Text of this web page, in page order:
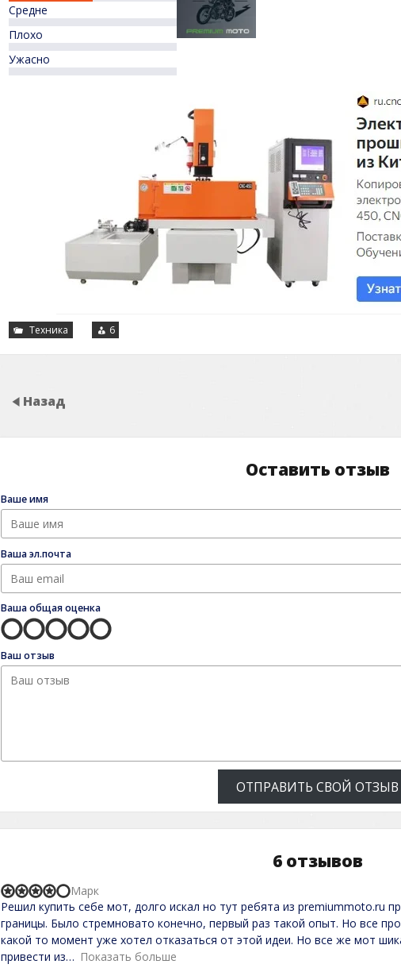
Средне
Плохо
Ужасно
Техника 6
Назад
Оставить отзыв
Ваше имя
Ваша эл.почта
Ваша общая оценка
Ваш отзыв
ОТПРАВИТЬ СВОЙ ОТЗЫВ
6 отзывов
R
a
t
e
d
4
Решил купить себе мот, долго искал но тут ребята из premiummoto.ru
границы. Было стремновато конечно, первый раз такой опыт. Но все
какой то момент уже хотел отказаться от этой идеи. Но все же мот
привести из
Показать больше
Марк